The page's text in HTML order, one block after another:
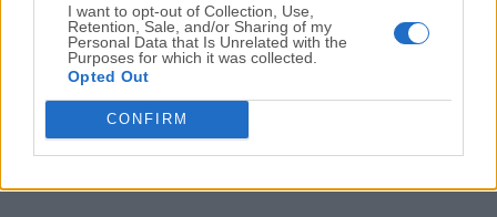
I want to opt-out of Collection, Use,
Retention, Sale, and/or Sharing of my
Personal Data that Is Unrelated with the
Purposes for which it was collected.
Opted Out
CONFIRM
1 2 3 4